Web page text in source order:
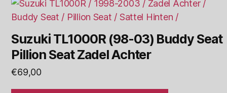
Suzuki TL1000R (98-03) Buddy Seat
Pillion Seat Zadel Achter
€69,00